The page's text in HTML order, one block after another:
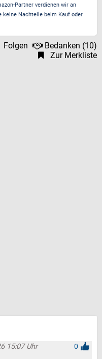
Partner verdienen wir an
keine Nachteile beim Kauf oder
Folgen Bedanken (10)
Zur Merkliste
15:07 Uhr
0